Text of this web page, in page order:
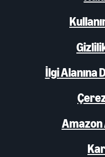
İlgi Alanına
Amazon